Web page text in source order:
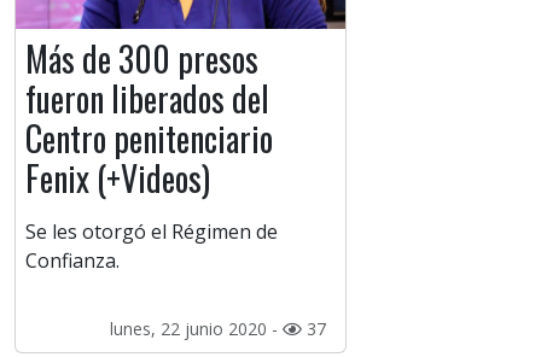
Más de 300 presos
fueron liberados del
Centro penitenciario
Fenix (+Videos)
Se les otorgó el Régimen de
Confianza.
lunes, 22 junio 2020 - 37